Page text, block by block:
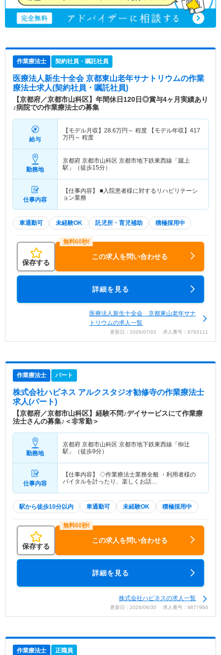
作業療法士 契約社員・嘱託社員
医療法人新生十全会 京都東山老年サナトリウムの作業
療法士求人(契約社員・嘱託社員)
【京都府／京都市山科区】年間休日120日◎賞与4ヶ月実績あり
♪病院での作業療法士の募集
給与
【モデル月収】 28.6万円～ 程度 【モデル年収】 417
万円～ 程度
勤務地
京都府 京都市山科区 京都市地下鉄東西線「蹴上
駅」（徒歩15分）
仕事内容
【仕事内容】 ■入院患者様に対するリハビリテーシ
ョン業務
車通勤可 未経験OK 託児所・育児補助 積極採用中
保存する
この求人を問い合わせる
詳細を見る
医療法人新生十全会 京都東山老年サナ
トリウムの求人一覧
更新日：2026/07/02 求人番号：9783111
作業療法士 パート
株式会社ハピネス アルクスタジオ勧修寺の作業療法士
求人(パート)
【京都府／京都市山科区】経験不問♪デイサービスにて作業療
法士さんの募集♪＜非常勤＞
勤務地
京都府 京都市山科区 京都市地下鉄東西線「椥辻
駅」（徒歩9分）
仕事内容
【仕事内容】 ◇作業療法士業務全般 ・利用者様の
バイタルを計ったり、楽しくお話…
駅から徒歩10分以内 車通勤可 未経験OK 積極採用中
保存する
この求人を問い合わせる
詳細を見る
株式会社ハピネスの求人一覧
更新日：2026/06/30 求人番号：9877966
作業療法士 正職員